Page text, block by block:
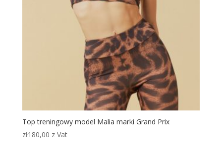
Top treningowy model Malia marki Grand Prix
zł180,00 z Vat